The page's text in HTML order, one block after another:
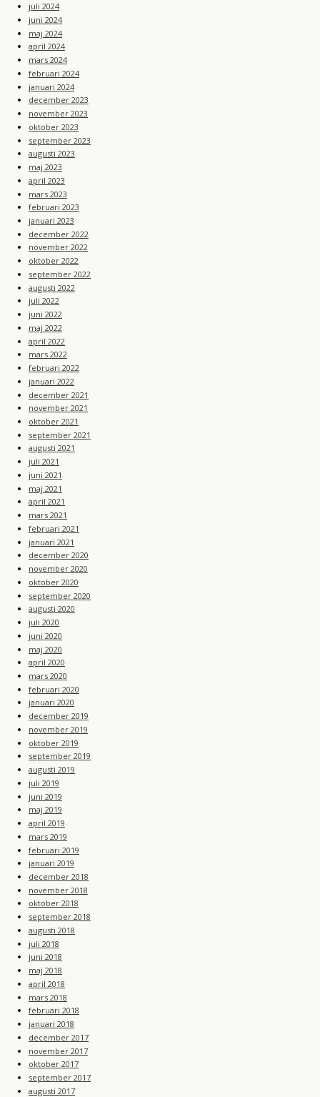
juli 2024
juni 2024
maj 2024
april 2024
mars 2024
februari 2024
januari 2024
december 2023
november 2023
oktober 2023
september 2023
augusti 2023
maj 2023
april 2023
mars 2023
februari 2023
januari 2023
december 2022
november 2022
oktober 2022
september 2022
augusti 2022
juli 2022
juni 2022
maj 2022
april 2022
mars 2022
februari 2022
januari 2022
december 2021
november 2021
oktober 2021
september 2021
augusti 2021
juli 2021
juni 2021
maj 2021
april 2021
mars 2021
februari 2021
januari 2021
december 2020
november 2020
oktober 2020
september 2020
augusti 2020
juli 2020
juni 2020
maj 2020
april 2020
mars 2020
februari 2020
januari 2020
december 2019
november 2019
oktober 2019
september 2019
augusti 2019
juli 2019
juni 2019
maj 2019
april 2019
mars 2019
februari 2019
januari 2019
december 2018
november 2018
oktober 2018
september 2018
augusti 2018
juli 2018
juni 2018
maj 2018
april 2018
mars 2018
februari 2018
januari 2018
december 2017
november 2017
oktober 2017
september 2017
augusti 2017